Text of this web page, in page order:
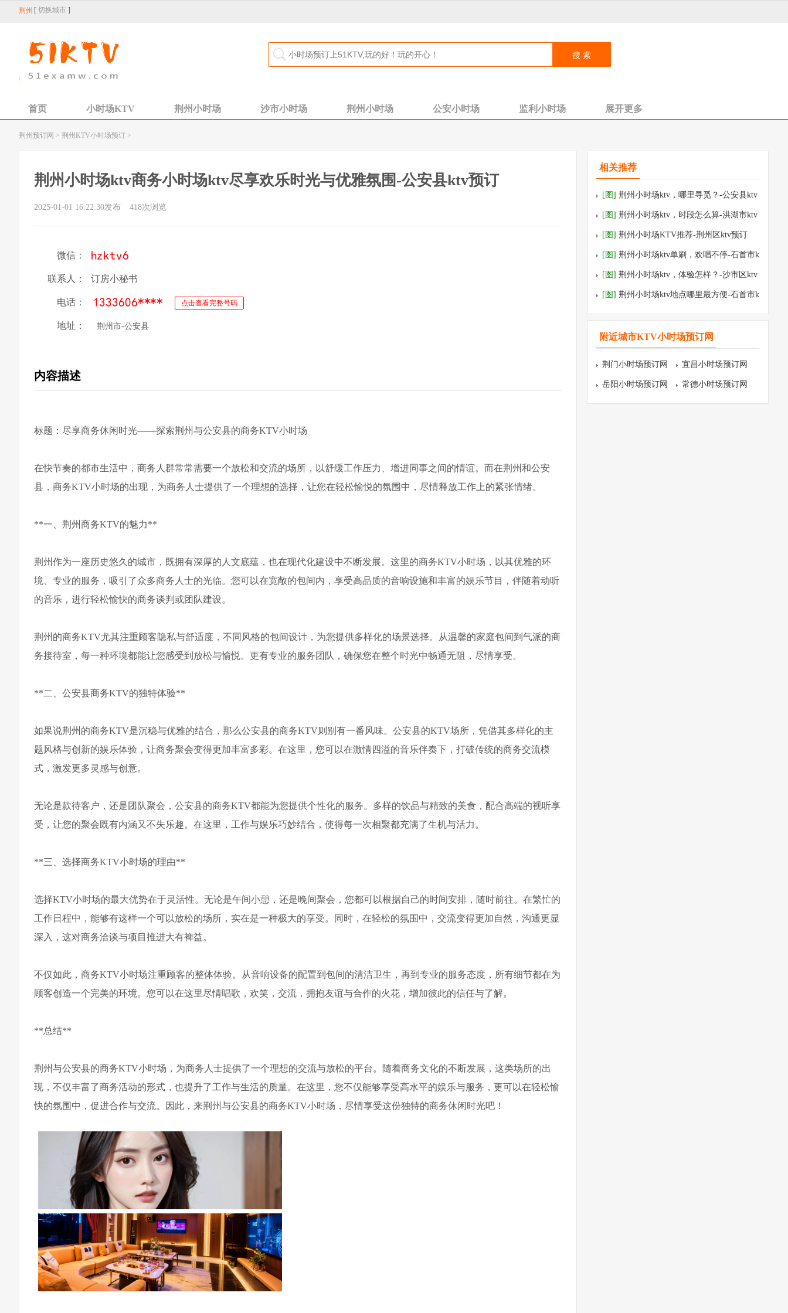
荆州 [ 切换城市 ]
首页 小时场KTV 荆州小时场 沙市小时场 荆州小时场 公安小时场 监利小时场 展开更多
荆州预订网 > 荆州KTV小时场预订 >
荆州小时场ktv商务小时场ktv尽享欢乐时光与优雅氛围-公安县ktv预订
2025-01-01 16:22:30发布 418次浏览
微信：
联系人： 订房小秘书
电话： 点击查看完整号码
地址： 荆州市-公安县
内容描述
标题：尽享商务休闲时光——探索荆州与公安县的商务KTV小时场
在快节奏的都市生活中，商务人群常常需要一个放松和交流的场所，以舒缓工作压力、增进同事之间的情谊。而在荆州和公安
县，商务KTV小时场的出现，为商务人士提供了一个理想的选择，让您在轻松愉悦的氛围中，尽情释放工作上的紧张情绪。
**一、荆州商务KTV的魅力**
荆州作为一座历史悠久的城市，既拥有深厚的人文底蕴，也在现代化建设中不断发展。这里的商务KTV小时场，以其优雅的环
境、专业的服务，吸引了众多商务人士的光临。您可以在宽敞的包间内，享受高品质的音响设施和丰富的娱乐节目，伴随着动听
的音乐，进行轻松愉快的商务谈判或团队建设。
荆州的商务KTV尤其注重顾客隐私与舒适度，不同风格的包间设计，为您提供多样化的场景选择。从温馨的家庭包间到气派的商
务接待室，每一种环境都能让您感受到放松与愉悦。更有专业的服务团队，确保您在整个时光中畅通无阻，尽情享受。
**二、公安县商务KTV的独特体验**
如果说荆州的商务KTV是沉稳与优雅的结合，那么公安县的商务KTV则别有一番风味。公安县的KTV场所，凭借其多样化的主
题风格与创新的娱乐体验，让商务聚会变得更加丰富多彩。在这里，您可以在激情四溢的音乐伴奏下，打破传统的商务交流模
式，激发更多灵感与创意。
无论是款待客户，还是团队聚会，公安县的商务KTV都能为您提供个性化的服务。多样的饮品与精致的美食，配合高端的视听享
受，让您的聚会既有内涵又不失乐趣。在这里，工作与娱乐巧妙结合，使得每一次相聚都充满了生机与活力。
**三、选择商务KTV小时场的理由**
选择KTV小时场的最大优势在于灵活性。无论是午间小憩，还是晚间聚会，您都可以根据自己的时间安排，随时前往。在繁忙的
工作日程中，能够有这样一个可以放松的场所，实在是一种极大的享受。同时，在轻松的氛围中，交流变得更加自然，沟通更显
深入，这对商务洽谈与项目推进大有裨益。
不仅如此，商务KTV小时场注重顾客的整体体验。从音响设备的配置到包间的清洁卫生，再到专业的服务态度，所有细节都在为
顾客创造一个完美的环境。您可以在这里尽情唱歌，欢笑，交流，拥抱友谊与合作的火花，增加彼此的信任与了解。
**总结**
荆州与公安县的商务KTV小时场，为商务人士提供了一个理想的交流与放松的平台。随着商务文化的不断发展，这类场所的出
现，不仅丰富了商务活动的形式，也提升了工作与生活的质量。在这里，您不仅能够享受高水平的娱乐与服务，更可以在轻松愉
快的氛围中，促进合作与交流。因此，来荆州与公安县的商务KTV小时场，尽情享受这份独特的商务休闲时光吧！
相关推荐
[图] 荆州小时场ktv，哪里寻觅？-公安县ktv
预订
[图] 荆州小时场ktv，时段怎么算-洪湖市ktv
预订
[图] 荆州小时场KTV推荐-荆州区ktv预订
[图] 荆州小时场ktv单刷，欢唱不停-石首市k
tv预订
[图] 荆州小时场ktv，体验怎样？-沙市区ktv
预订
[图] 荆州小时场ktv地点哪里最方便-石首市k
tv预订
附近城市KTV小时场预订网
荆门小时场预订网 宜昌小时场预订网
岳阳小时场预订网 常德小时场预订网